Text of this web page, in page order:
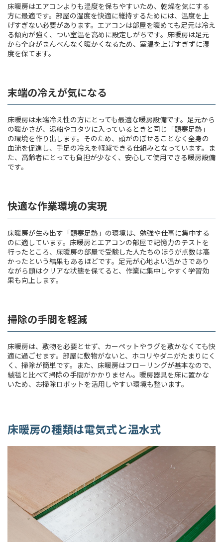
床暖房はエアコンよりも湿度を保ちやすいため、乾燥を気にする
方に最適です。部屋の湿度を快適に維持するためには、温度を上
げすぎない必要があります。エアコンは部屋を暖めても足元は冷え
る傾向が強く、つい室温を高めに設定しがちです。床暖房は足元
から全身がまんべんなく暖かくなるため、室温を上げすぎずに湿
度を保てます。
末端の冷えが気になる
床暖房は末端冷え性の方にとっても最適な暖房設備です。足元から
の暖かさが、湯船やコタツに入っているときと同じ「頭寒足熱」
の環境を作り出します。そのため、頭がのぼせることなく全身の
血流を促進し、手足の冷えを軽減できる仕組みとなっています。ま
た、高齢者にとっても負担が少なく、安心して使用できる暖房設備
です。
快適な作業環境の実現
床暖房が生み出す「頭寒足熱」の環境は、勉強や仕事に集中する
のに適しています。床暖房とエアコンの部屋で記憶力のテストを
行ったところ、床暖房の部屋で受験した人たちのほうが点数は高
かったという結果もあるほどです。足元が心地よい温かさであり
ながら頭はクリアな状態を保てると、作業に集中しやすく学習効
果も向上します。
掃除の手間を軽減
床暖房は、敷物を必要とせず、カーペットやラグを敷かなくても快
適に過ごせます。部屋に敷物がないと、ホコリやダニがたまりにく
く、掃除が簡単です。また、床暖房はフローリングが基本なので、
絨毯と比べて掃除の手間がかかりません。暖房器具を床に置かな
いため、お掃除ロボットを活用しやすい環境も整います。
床暖房の種類は電気式と温水式